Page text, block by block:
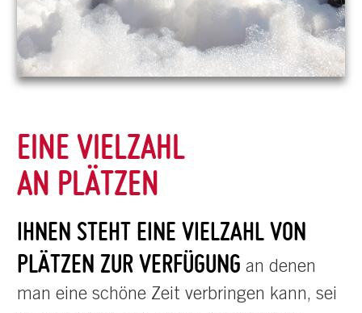
EINE VIELZAHL
AN PLÄTZEN
IHNEN STEHT EINE VIELZAHL VON
PLÄTZEN ZUR VERFÜGUNG an denen
man eine schöne Zeit verbringen kann, sei